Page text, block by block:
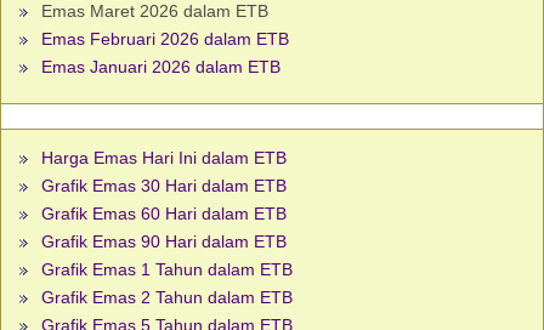
Emas Maret 2026 dalam ETB
Emas Februari 2026 dalam ETB
Emas Januari 2026 dalam ETB
Harga Emas Hari Ini dalam ETB
Grafik Emas 30 Hari dalam ETB
Grafik Emas 60 Hari dalam ETB
Grafik Emas 90 Hari dalam ETB
Grafik Emas 1 Tahun dalam ETB
Grafik Emas 2 Tahun dalam ETB
Grafik Emas 5 Tahun dalam ETB